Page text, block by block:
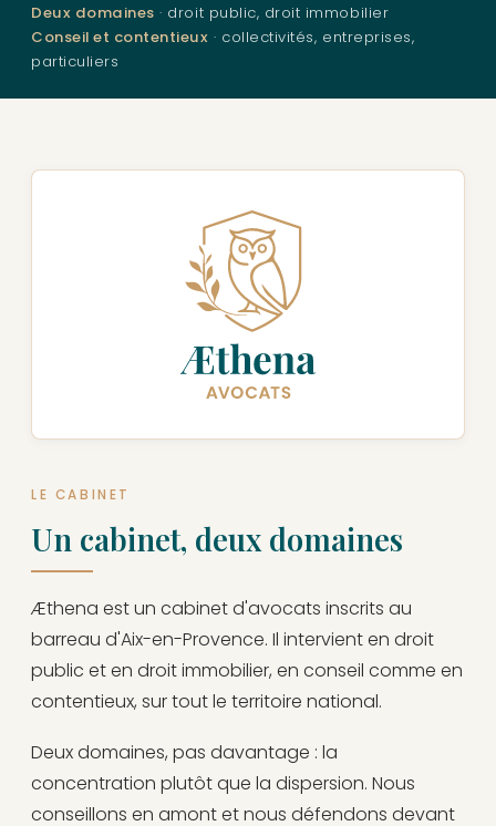
Deux domaines · droit public, droit immobilier
Conseil et contentieux · collectivités, entreprises,
particuliers
LE CABINET
Un cabinet, deux domaines
Æthena est un cabinet d'avocats inscrits au
barreau d'Aix-en-Provence. Il intervient en droit
public et en droit immobilier, en conseil comme en
contentieux, sur tout le territoire national.
Deux domaines, pas davantage : la
concentration plutôt que la dispersion. Nous
conseillons en amont et nous défendons devant